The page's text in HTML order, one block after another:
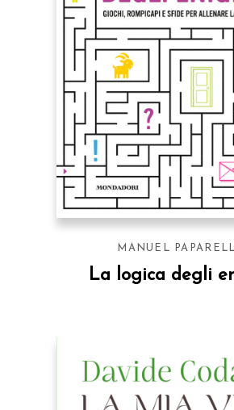
MANUEL
La logica degli